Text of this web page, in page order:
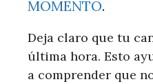
MOMENTO.
Deja claro que tu
última hora. Esto
a comprender que